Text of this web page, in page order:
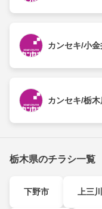
カンセキ/小
カンセキ/栃木
栃木県のチラシ一覧
下野市 上三